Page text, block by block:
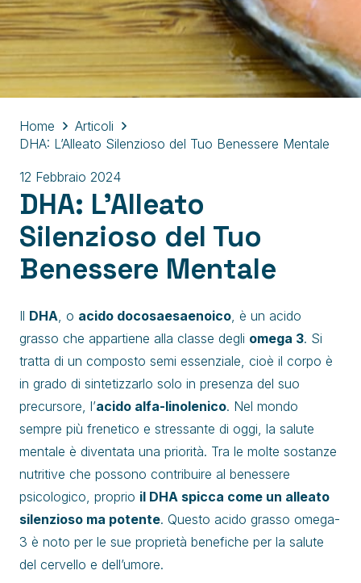
Home
Articoli
DHA: L’Alleato Silenzioso del Tuo Benessere Mentale
12 Febbraio 2024
DHA: L’Alleato
Silenzioso del Tuo
Benessere Mentale
Il DHA, o acido docosaesaenoico, è un acido
grasso che appartiene alla classe degli omega 3. Si
tratta di un composto semi essenziale, cioè il corpo è
in grado di sintetizzarlo solo in presenza del suo
precursore, l’acido alfa-linolenico. Nel mondo
sempre più frenetico e stressante di oggi, la salute
mentale è diventata una priorità. Tra le molte sostanze
nutritive che possono contribuire al benessere
psicologico, proprio il DHA spicca come un alleato
silenzioso ma potente. Questo acido grasso omega-
3 è noto per le sue proprietà benefiche per la salute
del cervello e dell’umore.